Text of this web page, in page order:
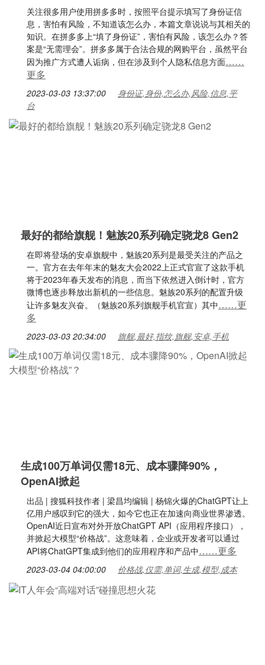
关注很多用户使用拼多多时，按照平台提示填写了身份证信
息，害怕有风险，不知道该怎么办，本篇文章说说与其相关的
知识。在拼多多上“填了身份证”，害怕有风险，该怎么办？答
案是“无需理会”。拼多多属于合法合规的网购平台，虽然平台
因为推广方式遭人诟病，但在涉及到个人隐私信息方面……
更多
2023-03-03 13:37:00
身份证,身份,怎么办,风险,信息,平
台
最好的都给旗舰！魅族20系列确定骁龙8 Gen2
在即将登场的安卓旗舰中，魅族20系列是最受关注的产品之
一。官方在去年年末的魅友大会2022上正式官宣了这款手机
将于2023年春天发布的消息，而当下依然进入倒计时，官方
微博也逐步释放出新机的一些信息。魅族20系列的配置升级
让许多魅友兴奋。（魅族20系列旗舰手机官宣）其中……更
多
2023-03-03 20:34:00 旗舰,最好,指纹,旗舰,安卓,手机
生成100万单词仅需18元、成本骤降90%，
OpenAI掀起
出品 | 搜狐科技作者 | 梁昌均编辑 | 杨锦火爆的ChatGPT让上
亿用户感叹到它的强大，如今它也正在加速向商业世界渗透。
OpenAI近日宣布对外开放ChatGPT API（应用程序接口），
并掀起大模型“价格战”。这意味着，企业或开发者可以通过
API将ChatGPT集成到他们的应用程序和产品中……更多
2023-03-04 04:00:00 价格战,仅需,单词,生成,模型,成本